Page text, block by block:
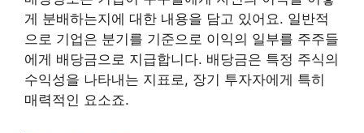
게 분배하는지에 대한 내용을 담고 있어요. 일반적
으로 기업은 분기를 기준으로 이익의 일부를 주주들
에게 배당금으로 지급합니다. 배당금은 특정 주식의
수익성을 나타내는 지표로, 장기 투자자에게 특히
매력적인 요소죠.